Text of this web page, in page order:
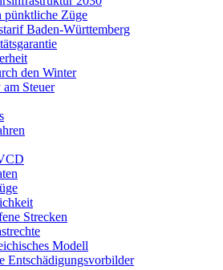
pünktliche Züge
Baden-Württemberg
den Winter
Steuer
Strecken
Modell
Entschädigungsvorbilder